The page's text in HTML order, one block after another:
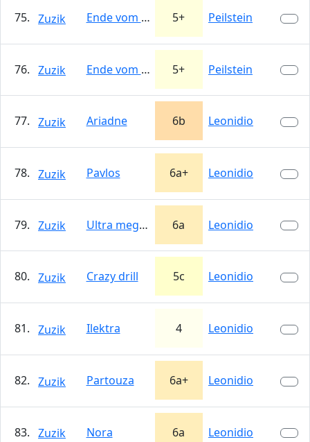
75. Zuzik Ende vom Ende 5+ Peilstein
76. Zuzik Ende vom Anfang 5+ Peilstein
77. Zuzik Ariadne 6b Leonidio
78. Zuzik Pavlos 6a+ Leonidio
79. Zuzik Ultra mega shit 6a Leonidio
80. Zuzik Crazy drill 5c Leonidio
81. Zuzik Ilektra 4 Leonidio
82. Zuzik Partouza 6a+ Leonidio
83. Zuzik Nora 6a Leonidio